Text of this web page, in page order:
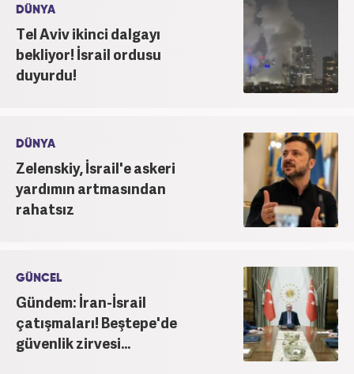
DÜNYA
Tel Aviv ikinci dalgayı
bekliyor! İsrail ordusu
duyurdu!
DÜNYA
Zelenskiy, İsrail'e askeri
yardımın artmasından
rahatsız
GÜNCEL
Gündem: İran-İsrail
çatışmaları! Beştepe'de
güvenlik zirvesi...